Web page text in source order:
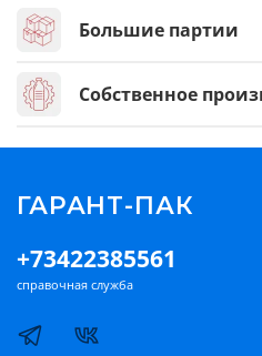
Большие партии
Собственное
+73422385561
справочная служба
ГАРАНТ-ПАК